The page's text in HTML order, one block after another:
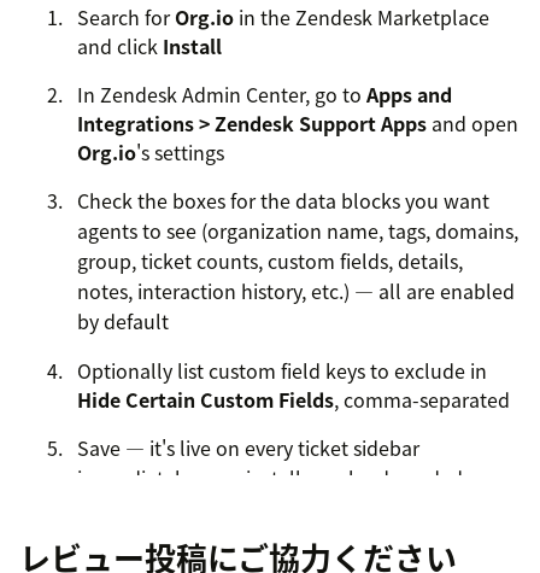
Search forOrg.io in the Zendesk Marketplace
and click Install
In Zendesk Admin Center, go to Apps and
Integrations > Zendesk Support Apps and open
Org.io's settings
Check the boxes for the data blocks you want
agents to see (organization name, tags, domains,
group, ticket counts, custom fields, details,
notes, interaction history, etc.) — all are enabled
by default
Optionally list custom field keys to exclude in
Hide Certain Custom Fields, comma-separated
Save — it's live on every ticket sidebar
immediately, no reinstall or reload needed
support@vaide.app
レビュー投稿にご協力ください